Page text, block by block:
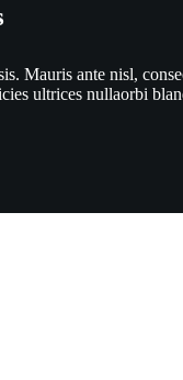
Mauris ante nisl,
ultrices nullaorbi